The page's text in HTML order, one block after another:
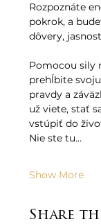
Rozpoznáte
pokrok, a
dôvery,
Pomocou sily
prehĺbite
pravdy a
už viete, stať
vstúpiť do
Nie ste tu…
Show More
Share